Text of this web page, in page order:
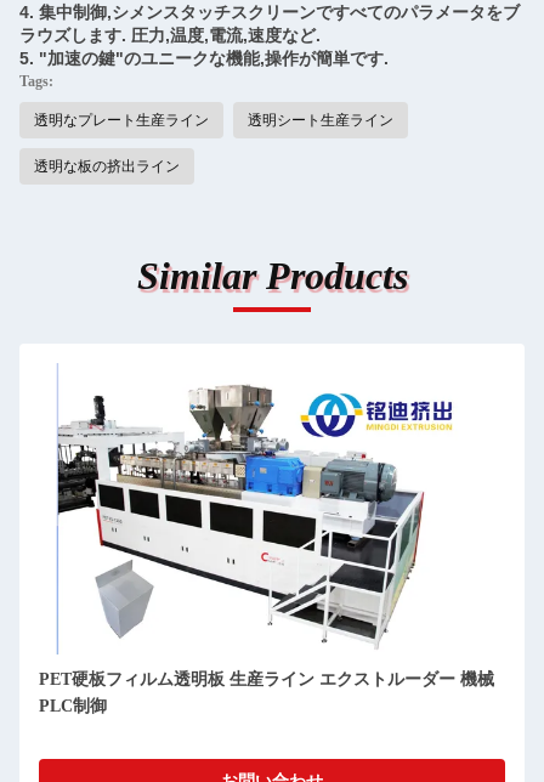
4. 集中制御,シメンスタッチスクリーンですべてのパラメータをブ
ラウズします. 圧力,温度,電流,速度など.
5. "加速の鍵"のユニークな機能,操作が簡単です.
Tags:
透明なプレート生産ライン 透明シート生産ライン
透明な板の挤出ライン
Similar Products
PET硬板フィルム透明板 生産ライン エクストルーダー 機械
PLC制御